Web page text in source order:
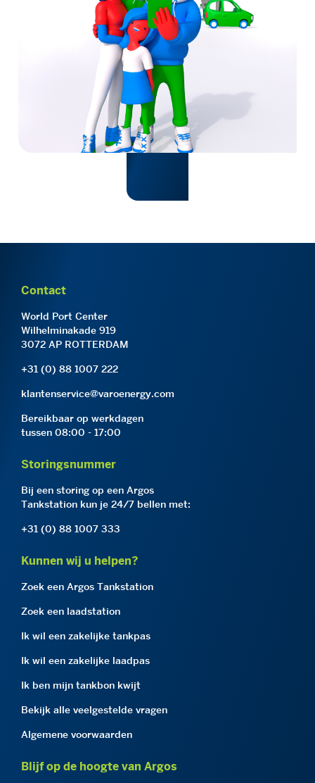
Contact
World Port Center
Wilhelminakade 919
3072 AP ROTTERDAM
+31 (0) 88 1007 222
klantenservice@varoenergy.com
Bereikbaar op werkdagen
tussen 08:00 - 17:00
Storingsnummer
Bij een storing op een Argos
Tankstation kun je 24/7 bellen met:
+31 (0) 88 1007 333
Kunnen wij u helpen?
Zoek een Argos Tankstation
Zoek een laadstation
Ik wil een zakelijke tankpas
Ik wil een zakelijke laadpas
Ik ben mijn tankbon kwijt
Bekijk alle veelgestelde vragen
Algemene voorwaarden
Blijf op de hoogte van Argos